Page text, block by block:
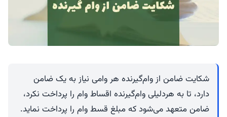
شکایت ضامن از وام‌گیرنده هر وامی نیاز به یک ضامن
دارد، تا به هردلیلی وام‌گیرنده اقساط وام را پرداخت نکرد،
ضامن متعهد می‌شود که مبلغ قسط وام را پرداخت نماید.